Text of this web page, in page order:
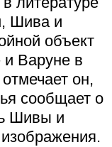
Шива и
объект
Варуне в
он,
сообщает о
Шивы и